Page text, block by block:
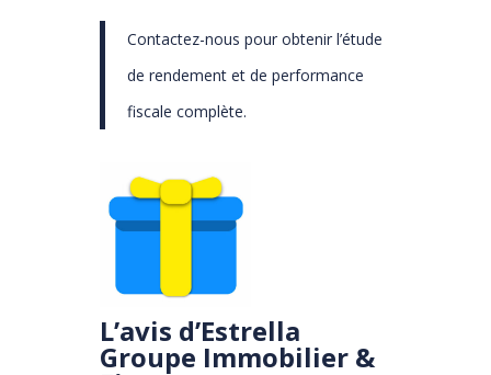
Contactez-nous pour obtenir l’étude
de rendement et de performance
fiscale complète.
L’avis d’Estrella
Groupe Immobilier &